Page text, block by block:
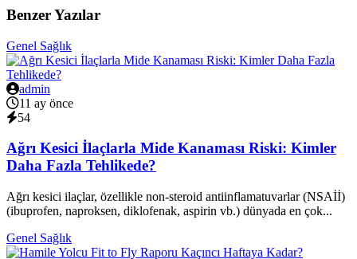
Benzer Yazılar
Genel Sağlık
admin
11 ay önce
54
Ağrı Kesici İlaçlarla Mide Kanaması Riski: Kimler
Daha Fazla Tehlikede?
Ağrı kesici ilaçlar, özellikle non-steroid antiinflamatuvarlar (NSAİİ)
(ibuprofen, naproksen, diklofenak, aspirin vb.) dünyada en çok...
Genel Sağlık